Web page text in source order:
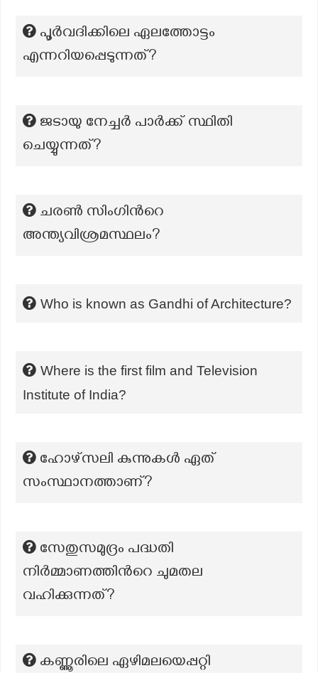
പൂർവദിക്കിലെ ഏലത്തോട്ടം
എന്നറിയപ്പെടുന്നത്?
ജടായു നേച്ചർ പാർക്ക് സ്ഥിതി
ചെയ്യുന്നത്?
ചരൺ സിംഗിന്‍റെ
അന്ത്യവിശ്രമസ്ഥലം?
Who is known as Gandhi of Architecture?
Where is the first film and Television
Institute of India?
ഹോഴ്‌സലി കുന്നുകൾ ഏത്
സംസ്ഥാനത്താണ്?
സേതുസമുദ്രം പദ്ധതി
നിർമ്മാണത്തിന്‍റെ ചുമതല
വഹിക്കുന്നത്?
കണ്ണൂരിലെ ഏഴിമലയെപ്പറ്റി